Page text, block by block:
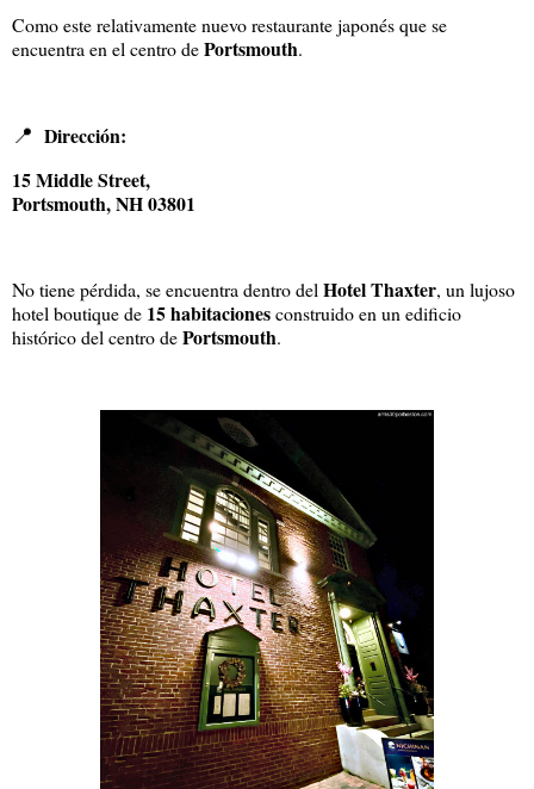
Como este relativamente nuevo restaurante japonés que se
encuentra en el centro dePortsmouth.
📍 Dirección:
15 Middle Street,
Portsmouth, NH 03801
No tiene pérdida, se encuentra dentro del Hotel Thaxter, un lujoso
hotel boutique de 15 habitacionesconstruido en un edificio
histórico del centro dePortsmouth.